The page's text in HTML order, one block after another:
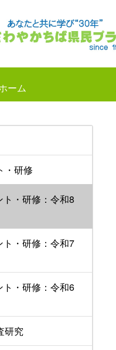
ーム
・研修
・研修：令和8
ト・研修：令和7
ト・研修：令和6
研究